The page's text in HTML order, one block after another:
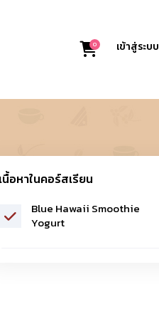
0 เข้าสู่ระบบ
นื้อหาในคอร์สเรียน
Blue Hawaii Smoothie
Yogurt